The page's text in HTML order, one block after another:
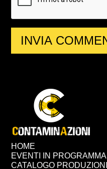
HOME
EVENTI IN PROGRAMMA
CATALOGO PRODUZIONI